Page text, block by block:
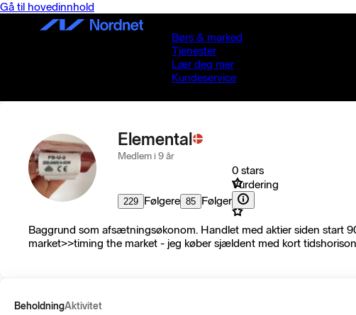
Gå til hovedinnhold
Børs & marked
Tjenester
Lær deg mer
Kundeservice
Elemental
Medlem i 9 år
229 Følgere 85 Følger
0 stars
Vurdering
Baggrund som afsætningsøkonom. Handlet med aktier siden start
market>>timing the market - jeg køber sjældent med kort
BeholdningAktivitet